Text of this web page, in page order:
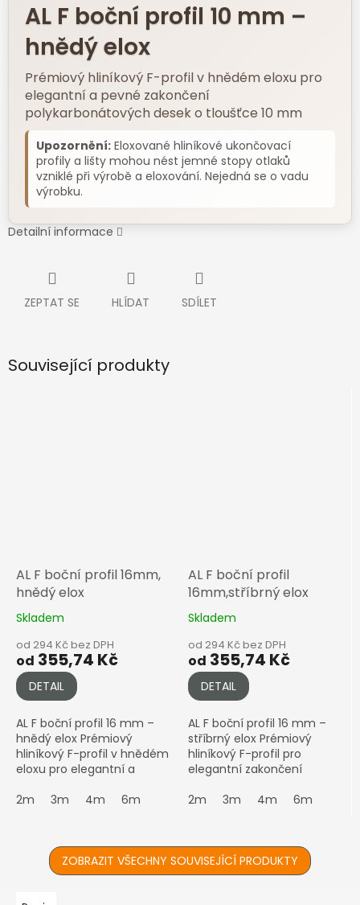
AL F boční profil 10 mm –
hnědý elox
Prémiový hliníkový F-profil v hnědém eloxu pro
elegantní a pevné zakončení
polykarbonátových desek o tloušťce 10 mm
Upozornění: Eloxované hliníkové ukončovací
profily a lišty mohou nést jemné stopy otlaků
vzniklé při výrobě a eloxování. Nejedná se o vadu
výrobku.
Detailní informace
ZEPTAT SE HLÍDAT SDÍLET
Související produkty
AL F boční profil 16mm,
hnědý elox
Skladem
od 294 Kč bez DPH
od 355,74 Kč
DETAIL
AL F boční profil 16 mm –
hnědý elox Prémiový
hliníkový F-profil v hnědém
eloxu pro elegantní a
polykarbonátových desek o
2m 3m 4m 6m
AL F boční profil
16mm,stříbrný elox
Skladem
od 294 Kč bez DPH
od 355,74 Kč
DETAIL
AL F boční profil 16 mm –
stříbrný elox Prémiový
hliníkový F-profil pro
elegantní zakončení
tloušťce 16 mm
2m 3m 4m 6m
ZOBRAZIT VŠECHNY SOUVISEJÍCÍ PRODUKTY